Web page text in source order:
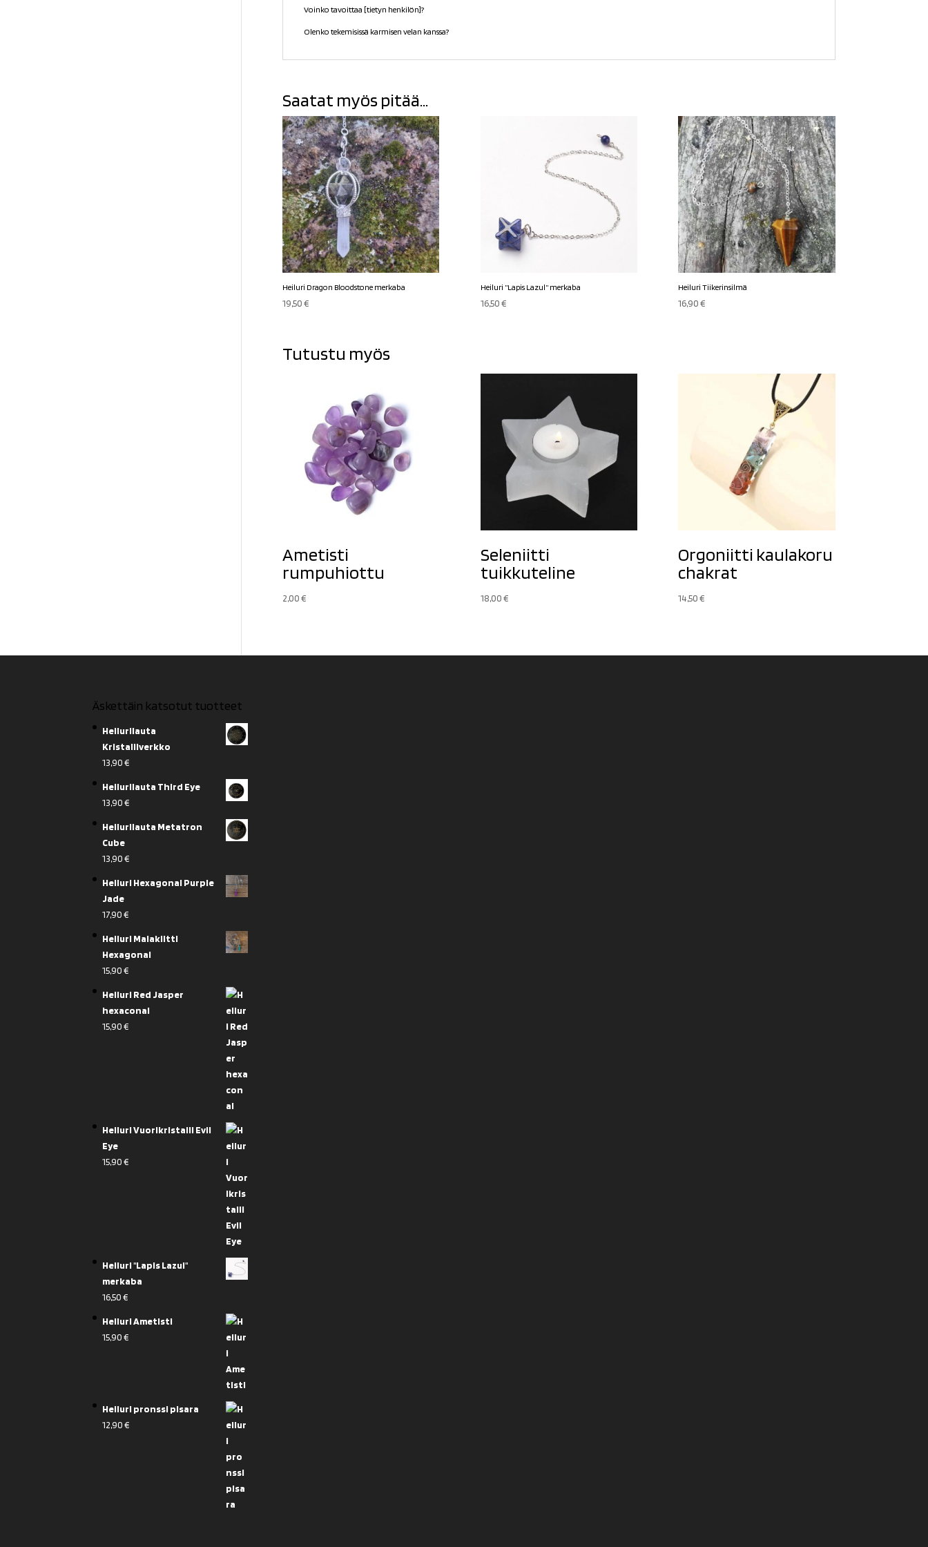
Voinko tavoittaa [tietyn henkilön]?
Olenko tekemisissä karmisen velan kanssa?
Saatat myös pitää...
Heiluri Dragon Bloodstone merkaba
19,50€
Heiluri ”Lapis Lazul” merkaba
16,50€
Heiluri Tiikerinsilmä
16,90€
Tutustu myös
Ametisti
rumpuhiottu
2,00€
Seleniitti
tuikkuteline
18,00€
Orgoniitti kaulakoru
chakrat
14,50€
Äskettäin katsotut tuotteet
Heilurilauta
Kristalliverkko
13,90€
Heilurilauta Third Eye
13,90€
Heilurilauta Metatron
Cube
13,90€
Heiluri Hexagonal Purple
Jade
17,90€
Heiluri Malakiitti
Hexagonal
15,90€
Heiluri Red Jasper
hexaconal
15,90€
Heiluri Vuorikristalli Evil
Eye
15,90€
Heiluri "Lapis Lazul"
merkaba
16,50€
Heiluri Ametisti
15,90€
Heiluri pronssi pisara
12,90€